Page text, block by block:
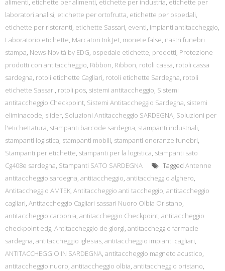
alimenti, etichette per alimenti, etichette per industria, etichette per
laboratori analisi, etichette per ortofrutta, etichette per ospedali,
etichette per ristoranti, etichette Sassari, eventi, impianti antitaccheggio,
Laboratorio etichette, Marcatori Ink Jet, monete false, nastri funebri
stampa, News-Novità by EDG, ospedale etichette, prodotti, Protezione
prodotti con antitaccheggio, Ribbon, Ribbon, rotoli cassa, rotoli cassa
sardegna, rotoli etichette Cagliari, rotoli etichette Sardegna, rotoli
etichette Sassari, rotoli pos, sistemi antitaccheggio, Sistemi
antitaccheggio Checkpoint, Sistemi Antitaccheggio Sardegna, sistemi
eliminacode, slider, Soluzioni Antitaccheggio SARDEGNA, Soluzioni per
l'etichettatura, stampanti barcode sardegna, stampanti industriali,
stampanti logistica, stampanti mobili, stampanti onoranze funebri,
Stampanti per etichette, stampanti per la logistica, stampanti sato
Cg408e sardegna, Stampanti SATO SARDEGNA Tagged Antenne
antitaccheggio sardegna, antitaccheggio, antitaccheggio alghero,
Antitaccheggio AMTEK, Antitaccheggio anti taccheggio, antitaccheggio
cagliari, Antitaccheggio Cagliari sassari Nuoro Olbia Oristano,
antitaccheggio carbonia, antitaccheggio Checkpoint, antitaccheggio
checkpoint edg, Antitaccheggio de giorgi, antitaccheggio farmacie
sardegna, antitaccheggio iglesias, antitaccheggio impianti cagliari,
ANTITACCHEGGIO IN SARDEGNA, antitaccheggio magneto acustico,
antitaccheggio nuoro, antitaccheggio olbia, antitaccheggio oristano,